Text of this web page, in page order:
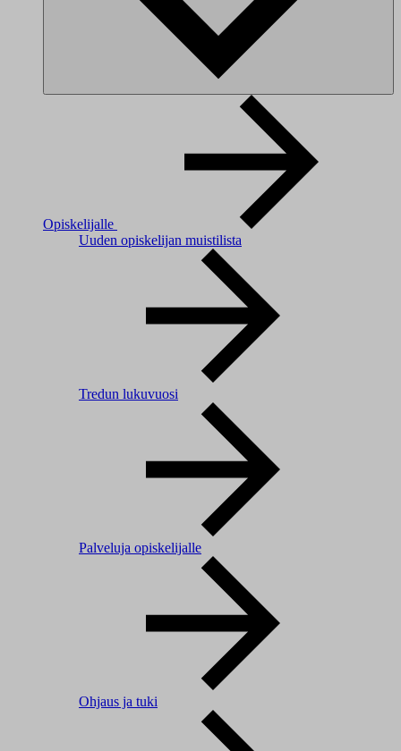
Opiskelijalle
Uuden opiskelijan muistilista
Tredun lukuvuosi
Palveluja opiskelijalle
Ohjaus ja tuki